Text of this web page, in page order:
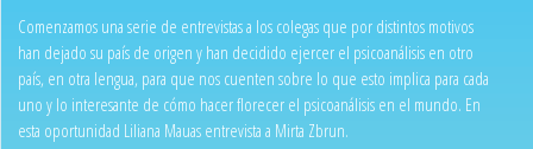
Comenzamos una serie de entrevistas a los colegas que por distintos motivos
han dejado su país de origen y han decidido ejercer el psicoanálisis en otro
país, en otra lengua, para que nos cuenten sobre lo que esto implica para cada
uno y lo interesante de cómo hacer florecer el psicoanálisis en el mundo. En
esta oportunidad Liliana Mauas entrevista a Mirta Zbrun.